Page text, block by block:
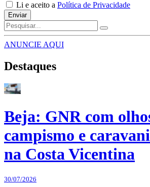
Li e aceito a Política de Privacidade
Enviar
ANUNCIE AQUI
Destaques
Beja: GNR com
campismo e
na Costa Vicentina
30/07/2026